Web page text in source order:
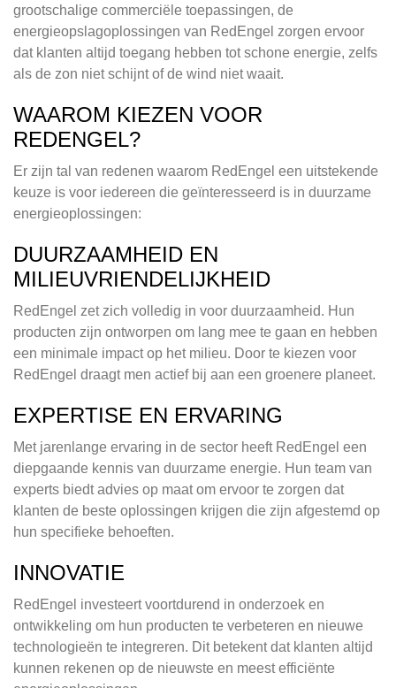
grootschalige commerciële toepassingen, de
energieopslagoplossingen van RedEngel zorgen ervoor
dat klanten altijd toegang hebben tot schone energie, zelfs
als de zon niet schijnt of de wind niet waait.
WAAROM KIEZEN VOOR
REDENGEL?
Er zijn tal van redenen waarom RedEngel een uitstekende
keuze is voor iedereen die geïnteresseerd is in duurzame
energieoplossingen:
DUURZAAMHEID EN
MILIEUVRIENDELIJKHEID
RedEngel zet zich volledig in voor duurzaamheid. Hun
producten zijn ontworpen om lang mee te gaan en hebben
een minimale impact op het milieu. Door te kiezen voor
RedEngel draagt men actief bij aan een groenere planeet.
EXPERTISE EN ERVARING
Met jarenlange ervaring in de sector heeft RedEngel een
diepgaande kennis van duurzame energie. Hun team van
experts biedt advies op maat om ervoor te zorgen dat
klanten de beste oplossingen krijgen die zijn afgestemd op
hun specifieke behoeften.
INNOVATIE
RedEngel investeert voortdurend in onderzoek en
ontwikkeling om hun producten te verbeteren en nieuwe
technologieën te integreren. Dit betekent dat klanten altijd
kunnen rekenen op de nieuwste en meest efficiënte